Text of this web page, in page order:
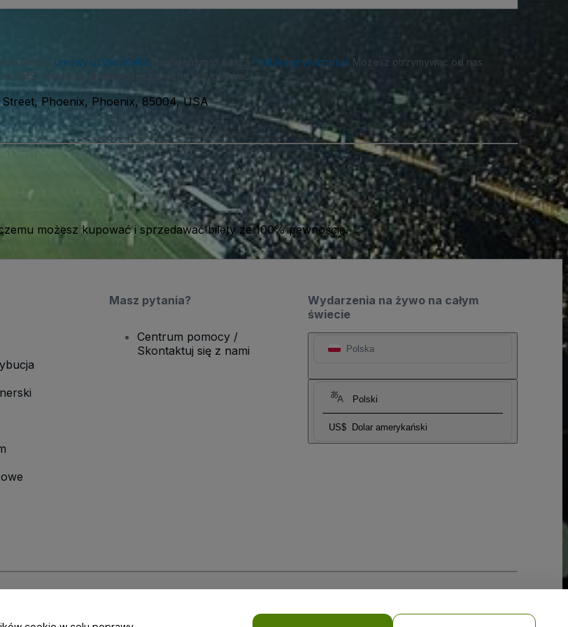
naszej Umowy użytkownika i potwierdzasz naszą Politykę prywatności . Możesz otrzymywać od nas
SMS i w każdej chwili możesz z nich zrezygnować.
Phoenix, Phoenix, 85004, USA
możesz kupować i sprzedawać bilety ze 100% pewnością.
Wydarzenia na żywo na całym
świecie
Polska
Polski
US$ Dolar amerykański
Masz pytania?
Centrum pomocy /
Skontaktuj się z nami
Polityki prywatności w przypadku urządzeń mobilnych